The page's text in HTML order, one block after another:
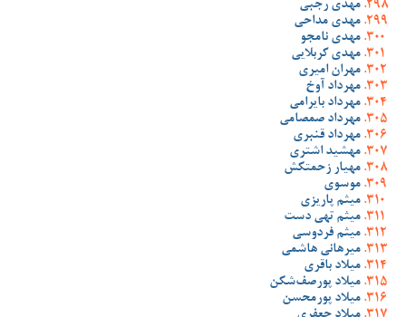
مهدی رجبی
مهدی مداحی
مهدی نامجو
مهدی کربلایی
مهران امیری
مهرداد آوخ
مهرداد بایرامی
مهرداد صمصامی
مهرداد قنبری
مهشید اشتری
مهیار زحمتکش
موسوی
میثم پاریزی
میثم تهی دست
میثم فردوسی
میرهانی هاشمی
میلاد باقری
میلاد پورصف‌شکن
میلاد پورمحسن